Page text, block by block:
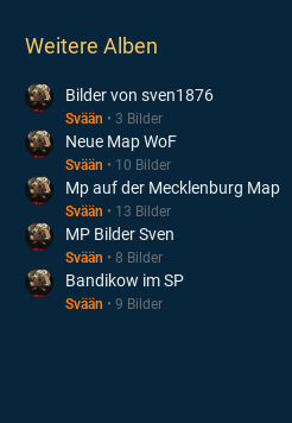
Weitere Alben
Bilder von sven1876
Svään 3 Bilder
Neue Map WoF
Svään 10 Bilder
Mp auf der Mecklenburg Map
Svään 13 Bilder
MP Bilder Sven
Svään 8 Bilder
Bandikow im SP
Svään 9 Bilder